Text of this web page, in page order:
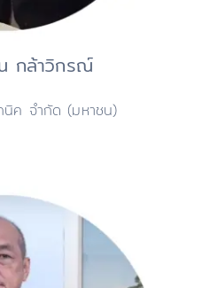
กล้าวิกรณ์
นิค จำกัด (มหาชน)